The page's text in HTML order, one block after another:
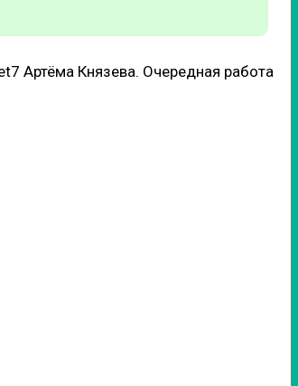
Артёма Князева. Очередная работа